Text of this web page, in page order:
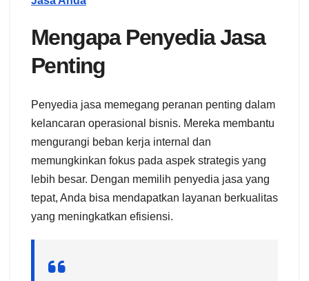
Mengapa Penyedia Jasa
Penting
Penyedia jasa memegang peranan penting dalam
kelancaran operasional bisnis. Mereka membantu
mengurangi beban kerja internal dan
memungkinkan fokus pada aspek strategis yang
lebih besar. Dengan memilih penyedia jasa yang
tepat, Anda bisa mendapatkan layanan berkualitas
yang meningkatkan efisiensi.